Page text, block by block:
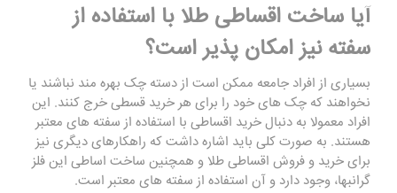
آیا ساخت اقساطی طلا با استفاده از
سفته نیز امکان پذیر است؟
بسیاری از افراد جامعه ممکن است از دسته چک بهره مند نباشند یا
نخواهند که چک های خود را برای هر خرید قسطی خرج کنند. این
افراد معمولا به دنبال خرید اقساطی با استفاده از سفته های معتبر
هستند. به صورت کلی باید اشاره داشت که راهکارهای دیگری نیز
برای خرید و فروش اقساطی طلا و همچنین ساخت اساطی این فلز
گرانبها، وجود دارد و آن استفاده از سفته های معتبر است.